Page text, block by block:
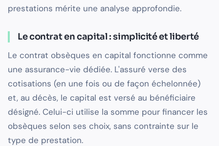
prestations mérite une analyse approfondie.
Le contrat en capital : simplicité et liberté
Le contrat obsèques en capital fonctionne comme
une assurance-vie dédiée. L'assuré verse des
cotisations (en une fois ou de façon échelonnée)
et, au décès, le capital est versé au bénéficiaire
désigné. Celui-ci utilise la somme pour financer les
obsèques selon ses choix, sans contrainte sur le
type de prestation.